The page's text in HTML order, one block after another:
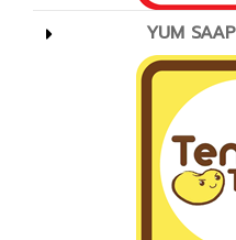
YUM SAAP